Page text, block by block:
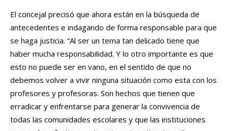
El concejal precisó que ahora están en la búsqueda de
antecedentes e indagando de forma responsable para que
se haga justicia. “Al ser un tema tan delicado tiene que
haber mucha responsabilidad. Y lo otro importante es que
esto no puede ser en vano, en el sentido de que no
debemos volver a vivir ninguna situación como esta con los
profesores y profesoras. Son hechos que tienen que
erradicar y enfrentarse para generar la convivencia de
todas las comunidades escolares y que las instituciones